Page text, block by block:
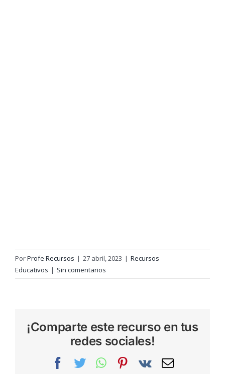
PorProfe Recursos | 27 abril, 2023 | Recursos
Educativos | Sin comentarios
¡Comparte este recurso en tus
redes sociales!
Facebook
TwitterWhatsAppPinterest
Vk
Correo